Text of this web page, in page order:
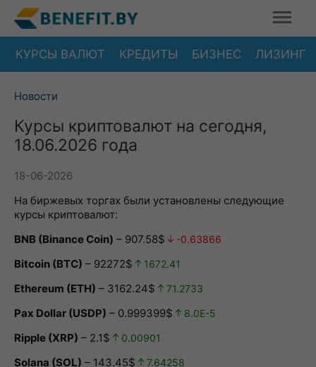
КУРСЫ ВАЛЮТ КРЕДИТЫ БИЗНЕС ЛИЗИНГ
Новости
Курсы криптовалют на сегодня,
18.06.2026 года
18-06-2026
На биржевых торгах были установлены следующие
курсы криптовалют:
BNB (Binance Coin) – 907.58$ -0.63866
Bitcoin (BTC) – 92272$ 1672.41
Ethereum (ETH) – 3162.24$ 71.2733
Pax Dollar (USDP) – 0.999399$ 8.0E-5
Ripple (XRP) – 2.1$ 0.00901
Solana (SOL) – 143.45$ 7.64258